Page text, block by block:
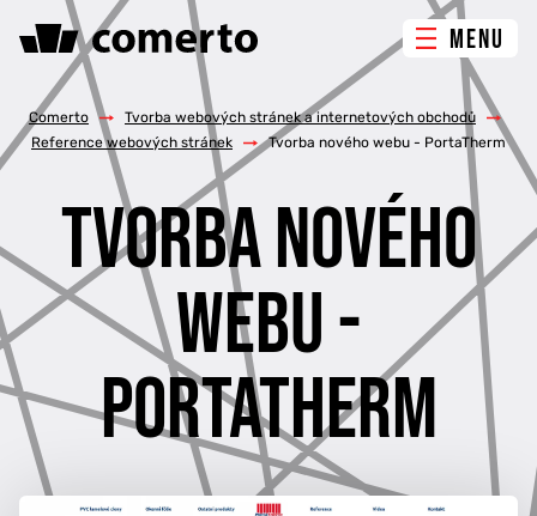
MENU
ONLINE MARKETING
TVORBA WEBU
PORADENSTVÍ & ŠKOLENÍ
REFERENCE
O NÁS
KONTAKTY
Comerto / Tvorba webových stránek a internetových obchodů
/
Reference webových stránek
/ Tvorba nového webu - PortaTherm
TVORBA NOVÉHO
WEBU -
PORTATHERM